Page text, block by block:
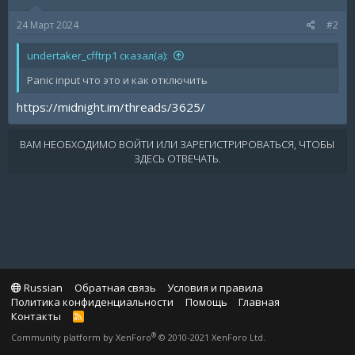
24 Март 2024 #2
undertaker_cfftrp1 сказал(а):
Panic input что это и как отключить
https://midnight.im/threads/3625/
ВАМ НЕОБХОДИМО ВОЙТИ ИЛИ ЗАРЕГИСТРИРОВАТЬСЯ, ЧТОБЫ
ЗДЕСЬ ОТВЕЧАТЬ.
Russian Обратная связь
Условия и правила
Политика конфиденциальности
Помощь
Главная
Контакты
R
S
Community platform by XenForo® © 2010-2021 XenForo Ltd.